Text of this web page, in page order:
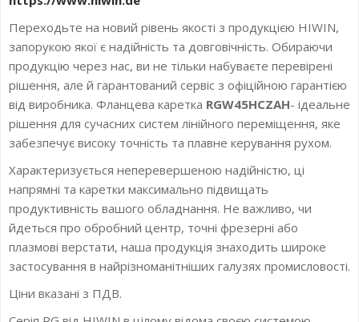
Переходьте на новий рівень якості з продукцією HIWIN,
запорукою якої є надійність та довговічність. Обираючи
продукцію через нас, ви не тільки набуваєте перевірені
рішення, але й гарантований сервіс з офіційною гарантією
від виробника. Фланцева каретка RGW45HCZAH- ідеальне
рішення для сучасних систем лінійного переміщення, яке
забезпечує високу точність та плавне керування рухом.
Характеризується неперевершеною надійністю, ці
напрямні та каретки максимально підвищать
продуктивність вашого обладнання. Не важливо, чи
йдеться про обробний центр, точні фрезерні або
плазмові верстати, наша продукція знаходить широке
застосування в найрізноманітніших галузях промисловості.
Ціни вказані з ПДВ.